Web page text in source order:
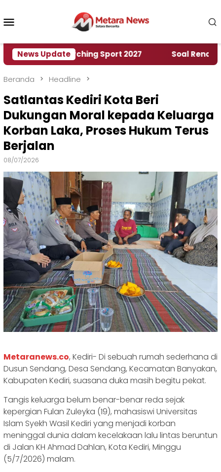
konten
News Update
Marching Sport 2027 ‎Soal Rencana
Beranda Headline
Satlantas Kediri Kota Beri
Dukungan Moral kepada Keluarga
Korban Laka, Proses Hukum Terus
Berjalan
08/07/2026
Metaranews.co, Kediri- Di sebuah rumah sederhana di
Dusun Sendang, Desa Sendang, Kecamatan Banyakan,
Kabupaten Kediri, suasana duka masih begitu pekat.
Tangis keluarga belum benar-benar reda sejak
kepergian Fulan Zuleyka (19), mahasiswi Universitas
Islam Syekh Wasil Kediri yang menjadi korban
meninggal dunia dalam kecelakaan lalu lintas beruntun
di Jalan KH Ahmad Dahlan, Kota Kediri, Minggu
(5/7/2026) malam.